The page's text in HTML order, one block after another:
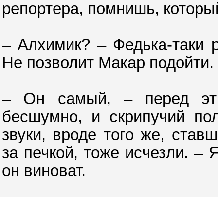
репортера, помнишь,
– Алхимик? – Федька-таки
Не позволит Макар подойти.
– Он самый, – перед
бесшумно, и скрипучий
звуки, вроде того же,
за печкой, тоже исчезли. –
он виноват.